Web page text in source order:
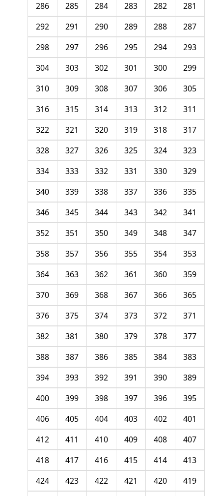
281
282
283
284
285
286
287
288
289
290
291
292
293
294
295
296
297
298
299
300
301
302
303
304
305
306
307
308
309
310
311
312
313
314
315
316
317
318
319
320
321
322
323
324
325
326
327
328
329
330
331
332
333
334
335
336
337
338
339
340
341
342
343
344
345
346
347
348
349
350
351
352
353
354
355
356
357
358
359
360
361
362
363
364
365
366
367
368
369
370
371
372
373
374
375
376
377
378
379
380
381
382
383
384
385
386
387
388
389
390
391
392
393
394
395
396
397
398
399
400
401
402
403
404
405
406
407
408
409
410
411
412
413
414
415
416
417
418
419
420
421
422
423
424